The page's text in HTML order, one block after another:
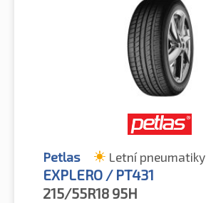
Petlas Letní pneumatiky
EXPLERO / PT431
215/55R18 95H